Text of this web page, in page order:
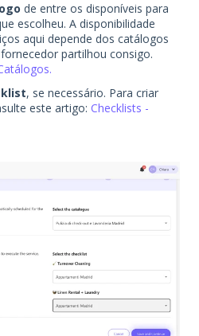
de entre os disponíveis para
escolheu. A disponibilidade
aqui depende dos catálogos
partilhou consigo.
, se necessário. Para criar
este artigo: Checklists -